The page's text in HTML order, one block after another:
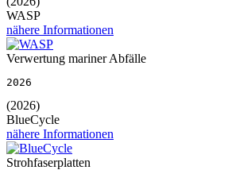
WASP
nähere Informationen
Verwertung mariner Abfälle
2026
(2026)
BlueCycle
nähere Informationen
Strohfaserplatten